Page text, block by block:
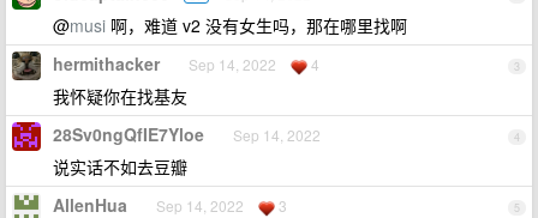
@musi 啊，难道 v2 没有女生吗，那在哪里找啊
3
hermithacker Sep 14, 2022 4
我怀疑你在找基友
4
28Sv0ngQfIE7Yloe Sep 14, 2022
说实话不如去豆瓣
5
AllenHua Sep 14, 2022 3